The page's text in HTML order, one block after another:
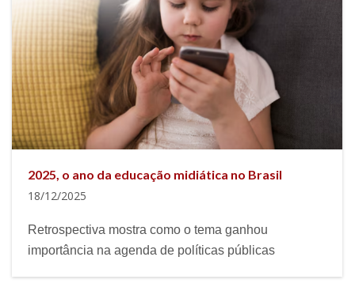
2025, o ano da educação midiática no Brasil
18/12/2025
Retrospectiva mostra como o tema ganhou
importância na agenda de políticas públicas